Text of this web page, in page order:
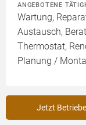
ANGEBOTENE
Wartung,
Austausch,
Thermostat,
Planung /
Jetzt